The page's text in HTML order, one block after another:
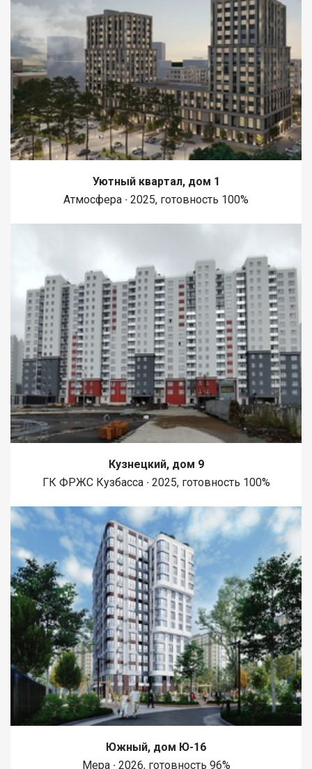
Уютный квартал, дом 1
Атмосфера ∙ 2025, готовность 100%
Кузнецкий, дом 9
ГК ФРЖС Кузбасса ∙ 2025, готовность 100%
Южный, дом Ю-16
Мера ∙ 2026, готовность 96%